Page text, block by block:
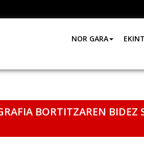
NOR GARA
BORTITZAREN BIDEZ